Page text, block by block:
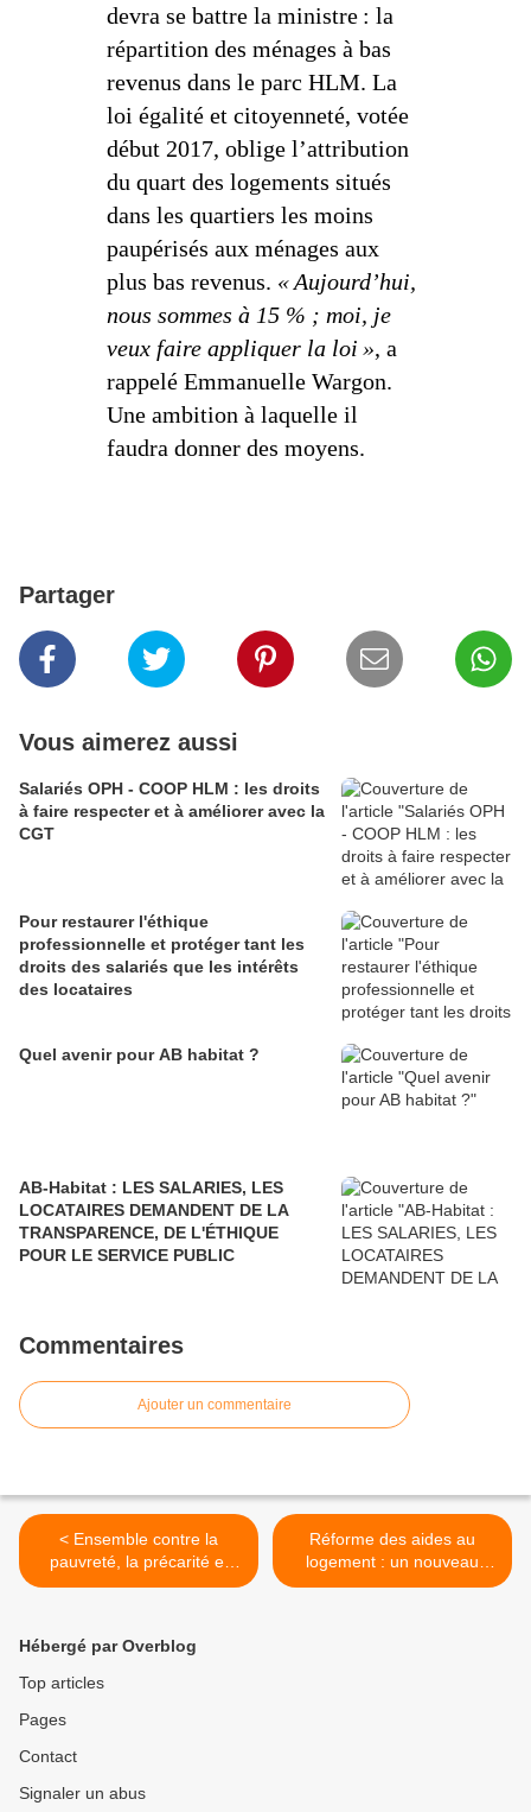
devra se battre la ministre : la
répartition des ménages à bas
revenus dans le parc HLM. La
loi égalité et citoyenneté, votée
début 2017, oblige l’attribution
du quart des logements situés
dans les quartiers les moins
paupérisés aux ménages aux
plus bas revenus. « Aujourd’hui,
nous sommes à 15 % ; moi, je
veux faire appliquer la loi », a
rappelé Emmanuelle Wargon.
Une ambition à laquelle il
faudra donner des moyens.
Partager
Vous aimerez aussi
Salariés OPH - COOP HLM : les droits
à faire respecter et à améliorer avec la
CGT
Pour restaurer l'éthique
professionnelle et protéger tant les
droits des salariés que les intérêts
des locataires
Quel avenir pour AB habitat ?
AB-Habitat : LES SALARIES, LES
LOCATAIRES DEMANDENT DE LA
TRANSPARENCE, DE L'ÉTHIQUE
POUR LE SERVICE PUBLIC
Commentaires
Ajouter un commentaire
< Ensemble contre la
pauvreté, la précarité et
pour l'emploi
Réforme des aides au
logement : un nouveau
coup dur pour les
Hébergé par Overblog
Top articles
Pages
Contact
Signaler un abus